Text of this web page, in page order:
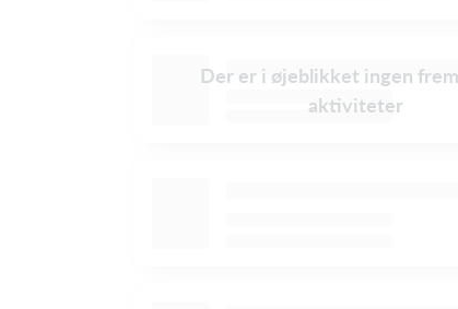
Der er i øjeblikket ingen
aktiviteter